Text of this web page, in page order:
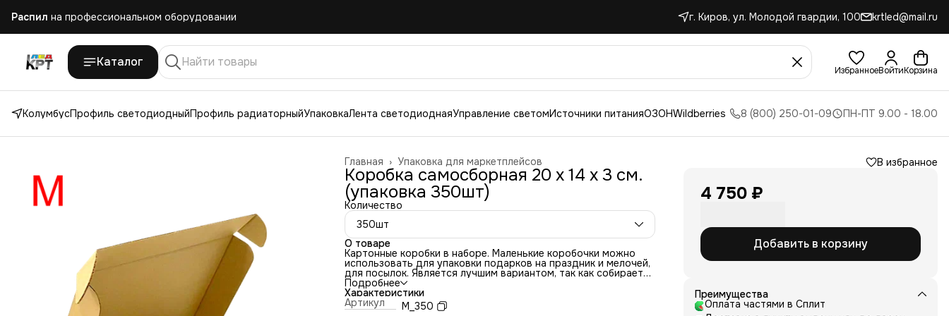
Как заказать распил радиаторов по своим размерам
Работаем с юр. лицами с НДС 22% и без НДС
Ежедневная отправка заказов по России и СНГ
г. Киров, ул. Молодой гвардии, 100 krtled@mail.ru
Каталог
ИзбранноеВойтиКорзина
КолумбусПрофиль светодиодныйПрофиль радиаторныйУпаковкаЛента светодиоднаяУправление светомИсточники питанияОЗОНWildberries 8 (800) 250-01-09 ПН-ПТ 9.00 - 18.00
Упаковка для маркетплейсов
Главная ›
Коробка самосборная 20 х 14 х 3 см.
(упаковка 350шт)
Количество
350шт
О товаре
Картонные коробки в наборе. Маленькие коробочки можно
использовать для упаковки подарков на праздник и мелочей,
для посылок. Является лучшим вариантом, так как собирается
в надежный жесткий короб, который выдержит длительную
транспортировку и не сломается или прогнется засчет ребер
жесткости. Микрогофрокартон поможет вам сохранить товар
в целости и сохранности и не повредить содержимое.
Подробнее
Характеристики
Артикул
M_350
В избранное
4 750 ₽
Добавить в корзину
Преимущества
Оплата частями в Сплит